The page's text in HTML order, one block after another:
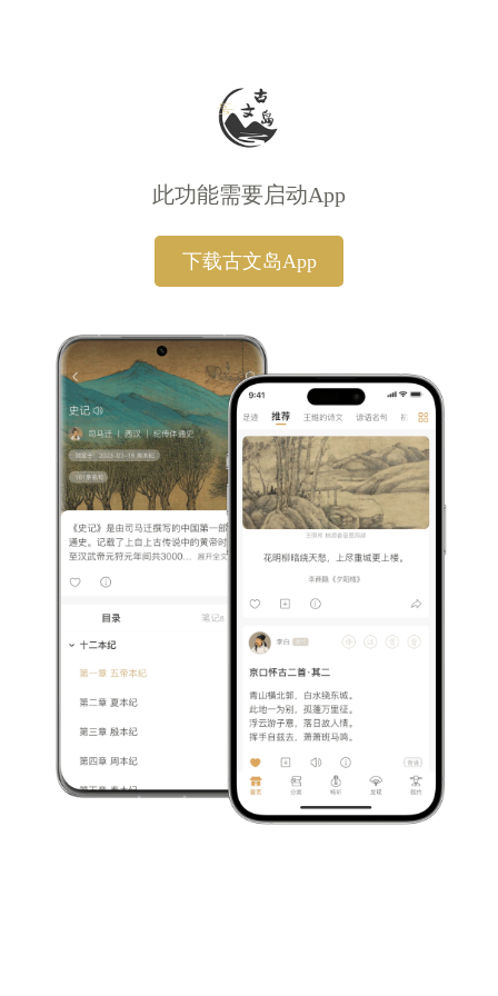
此功能需要启动App
下载古文岛App